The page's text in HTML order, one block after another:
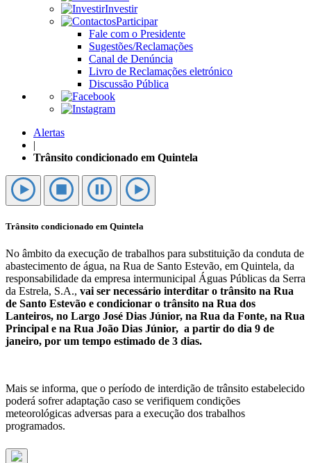
Investir
Participar
Fale com o Presidente
Sugestões/Reclamações
Canal de Denúncia
Livro de Reclamações eletrónico
Discussão Pública
Alertas
|
Trânsito condicionado em Quintela
Trânsito condicionado em Quintela
No âmbito da execução de trabalhos para substituição da conduta de
abastecimento de água, na Rua de Santo Estevão, em Quintela, da
responsabilidade da empresa intermunicipal Águas Públicas da Serra
da Estrela, S.A., vai ser necessário interditar o trânsito na Rua
de Santo Estevão e condicionar o trânsito na Rua dos
Lanteiros, no Largo José Dias Júnior, na Rua da Fonte, na Rua
Principal e na Rua João Dias Júnior, a partir do dia 9 de
janeiro, por um tempo estimado de 3 dias.
Mais se informa, que o período de interdição de trânsito estabelecido
poderá sofrer adaptação caso se verifiquem condições
meteorológicas adversas para a execução dos trabalhos
programados.